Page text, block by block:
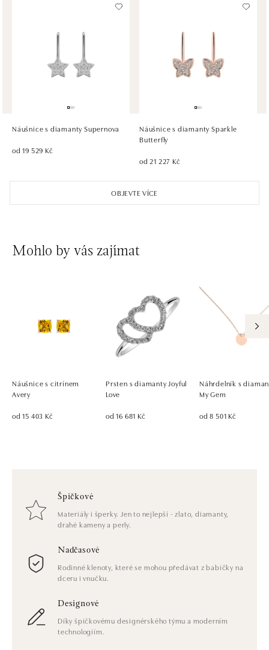
Ivanská cesta 16, 821 04 Bratislava
dnes otevřeno od 10:00
Pribinova 8, 811 09 Bratislava
dnes otevřeno od 10:00
OBJEVTE VÍCE
Náušnice s diamanty Supernova
od 19 529 Kč
Náušnice s diamanty Sparkle
Butterfly
od 21 227 Kč
Mohlo by vás zajímat
Náušnice s citrínem
Avery
od 15 403 Kč
Prsten s diamanty Joyful
Love
od 16 681 Kč
Náhrdelník s
My Gem
od 8 501 Kč
Špičkové
Materiály i šperky. Jen to nejlepší - zlato, diamanty,
drahé kameny a perly.
Nadčasové
Rodinné klenoty, které se mohou předávat z babičky na
dceru i vnučku.
Designové
Díky špičkovému designérského týmu a moderním
technologiím.